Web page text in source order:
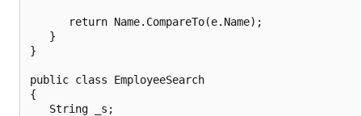
      return Name.CompareTo(e.Name);
   }
}
public class EmployeeSearch
{
   String _s;